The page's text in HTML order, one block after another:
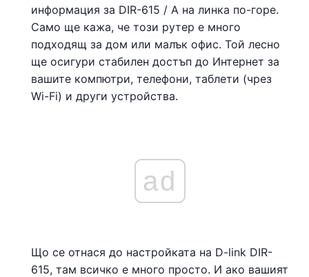
информация за DIR-615 / A на линка по-горе.
Само ще кажа, че този рутер е много
подходящ за дом или малък офис. Той лесно
ще осигури стабилен достъп до Интернет за
вашите компютри, телефони, таблети (чрез
Wi-Fi) и други устройства.
ad
Що се отнася до настройката на D-link DIR-
615, там всичко е много просто. И ако вашият